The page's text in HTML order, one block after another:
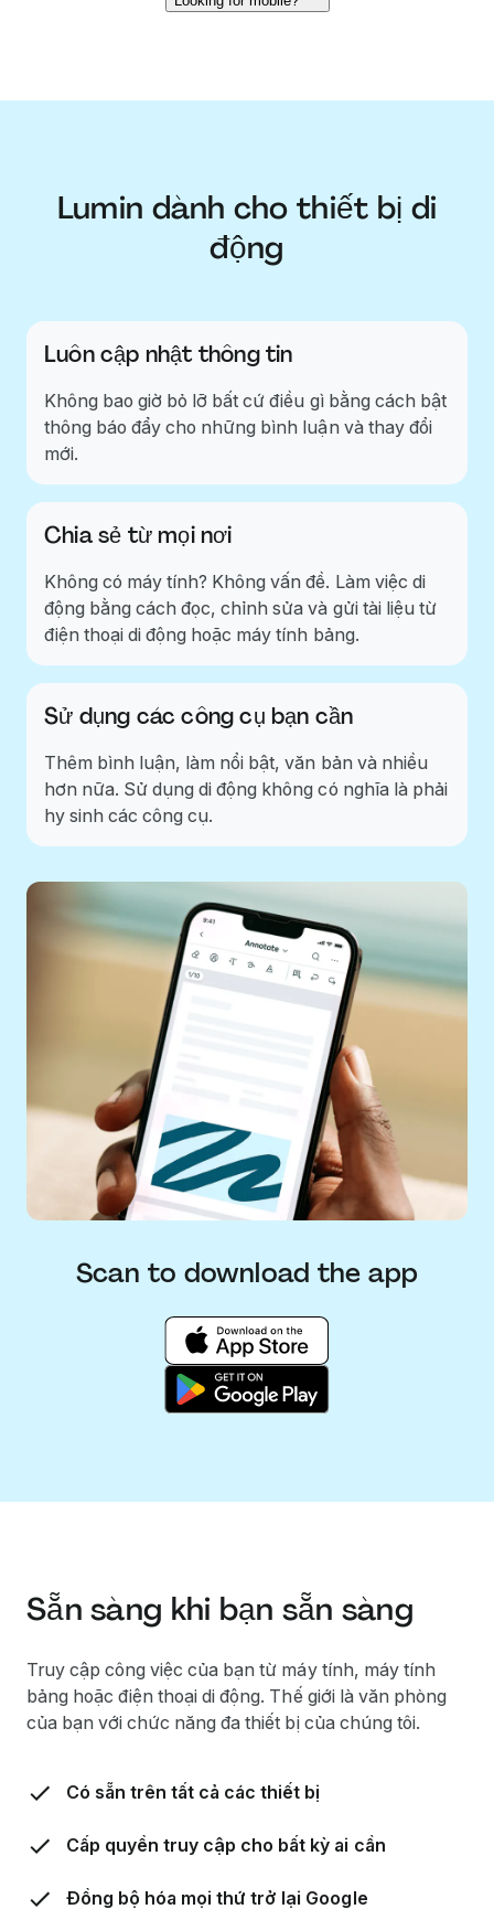
Lumin dành cho thiết bị di
động
Luôn cập nhật thông tin
Không bao giờ bỏ lỡ bất cứ điều gì bằng cách bật
thông báo đẩy cho những bình luận và thay đổi
mới.
Chia sẻ từ mọi nơi
Không có máy tính? Không vấn đề. Làm việc di
động bằng cách đọc, chỉnh sửa và gửi tài liệu từ
điện thoại di động hoặc máy tính bảng.
Sử dụng các công cụ bạn cần
Thêm bình luận, làm nổi bật, văn bản và nhiều
hơn nữa. Sử dụng di động không có nghĩa là phải
hy sinh các công cụ.
Scan to download the app
Sẵn sàng khi bạn sẵn sàng
Truy cập công việc của bạn từ máy tính, máy tính
bảng hoặc điện thoại di động. Thế giới là văn phòng
của bạn với chức năng đa thiết bị của chúng tôi.
Có sẵn trên tất cả các thiết bị
Cấp quyền truy cập cho bất kỳ ai cần
Đồng bộ hóa mọi thứ trở lại Google